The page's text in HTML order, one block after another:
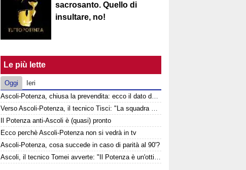
sacrosanto. Quello di
insultare, no!
Le più lette
Oggi
Ieri
Ascoli-Potenza, chiusa la prevendita: ecco il dato del settore ospiti
Verso Ascoli-Potenza, il tecnico Tisci: "La squadra non deve vivere questa sfida come una rivincita dei playoff, ai tifosi dico di godersi la trasferta"
Il Potenza anti-Ascoli è (quasi) pronto
Ecco perchè Ascoli-Potenza non si vedrà in tv
Ascoli-Potenza, cosa succede in caso di parità al 90'?
Ascoli, il tecnico Tomei avverte: "Il Potenza è un'ottima squadra, sarà un test probante"